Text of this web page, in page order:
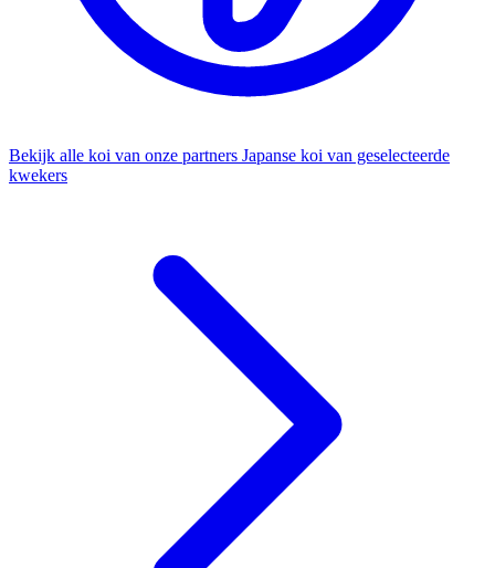
Bekijk alle koi van onze partners Japanse koi van geselecteerde
kwekers